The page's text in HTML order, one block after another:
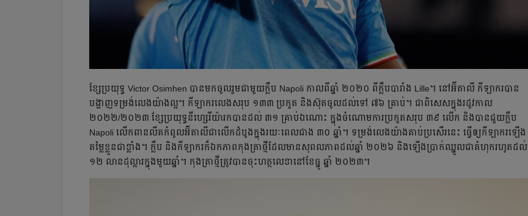
ខ្សែ​ប្រយុទ្ធ Victor Osimhen បាន​មក​ចូល​រួម​ជាមួយ​ក្លឹប​ Napoli កាល​ពី​ឆ្នាំ ២០២០ ពី​ក្លឹប​បារាំង Lille។ នៅ​អ៊ីតាលី កីឡាករ​បាន​
បង្ហាញ​ទម្រង់​លេង​យ៉ាង​ល្អ។ កីឡាករ​លេង​សរុប ១៣៣ ប្រកួត និង​ស៊ុត​ចូល​ដល់​ទៅ ៧៦ គ្រាប់​។ ជា​ពិសេស​ក្នុង​រដូវ​កាល
២០២២/២០២៣ ខ្សែ​ប្រយុទ្ធ​នីហ្សេរីយ៉ា​រក​បាន​ដល់ ៣១ គ្រាប់​ឯណោះ ក្នុង​ចំណោម​ការ​ប្រកួត​សរុប ៣៩ លើក និង​បាន​ជួយ​ក្លឹប​
Napoli លើក​ពាន​លីគ​កំពូល​អ៊ីតាលី​ជា​លើក​ដំបូង​ក្នុង​រយៈ​ពេល​ជាង ៣០ ឆ្នាំ។ ទម្រង់​លេង​យ៉ាង​គាប់​ប្រសើរ​នេះ ធ្វើ​ឲ្យ​កីឡាករ​ឡើង​
តម្លៃ​ខ្លួន​ជា​ខ្លាំង។ ក្លឹប​ និង​កីឡាករ​ក៏​ឯកភាព​កុងត្រា​ថ្មី​ដែល​មាន​សុពលភាព​ដល់​ឆ្នាំ ២០២៦ និង​ឡើង​ប្រាក់​ឈ្នួល​ជា​គំហុក​រហូត​ដល់
១២ លាន​ដុល្លារ​ក្នុង​មួយ​ឆ្នាំ។ កុងត្រា​ថ្មី​ត្រូវ​បាន​ចុះ​ហត្ថលេខា​នៅ​ខែ​ធ្នូ ឆ្នាំ ២០២៣។